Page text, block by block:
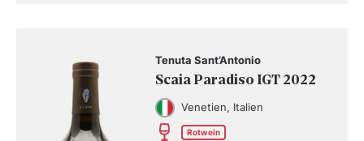
Tenuta Sant’Antonio
Scaia Paradiso IGT 2022
Venetien, Italien
Rotwein